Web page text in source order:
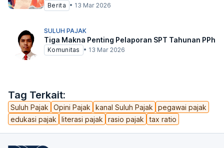
Tag Terkait:
Suluh Pajak Opini Pajak kanal Suluh Pajak
pegawai pajak
edukasi pajak
literasi pajak rasio pajak tax ratio
Berita • 13 Mar 2026
SULUH PAJAK
Tiga Makna Penting Pelaporan SPT Tahunan PPh
Komunitas • 13 Mar 2026